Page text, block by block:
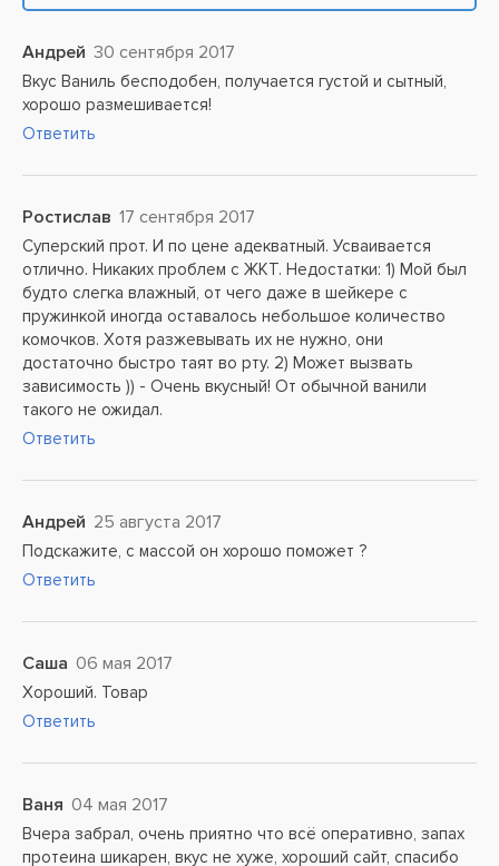
Андрей 30 сентября 2017
Вкус Ваниль бесподобен, получается густой и сытный,
хорошо размешивается!
Ответить
Ростислав 17 сентября 2017
Суперский прот. И по цене адекватный. Усваивается
отлично. Никаких проблем с ЖКТ. Недостатки: 1) Мой был
будто слегка влажный, от чего даже в шейкере с
пружинкой иногда оставалось небольшое количество
комочков. Хотя разжевывать их не нужно, они
достаточно быстро таят во рту. 2) Может вызвать
зависимость )) - Очень вкусный! От обычной ванили
такого не ожидал.
Ответить
Андрей 25 августа 2017
Подскажите, с массой он хорошо поможет ?
Ответить
Саша 06 мая 2017
Хороший. Товар
Ответить
Ваня 04 мая 2017
Вчера забрал, очень приятно что всё оперативно, запах
протеина шикарен, вкус не хуже, хороший сайт, спасибо